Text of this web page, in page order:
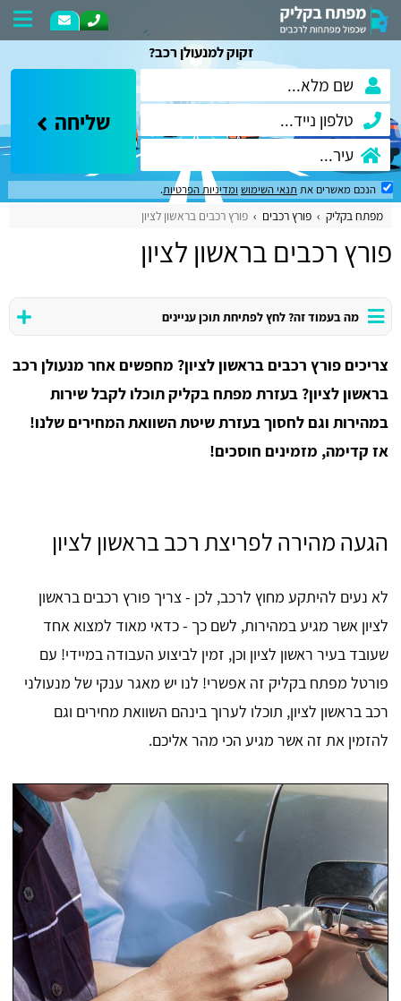
זקוק למנעולן רכב?
שליחה
הנכם מאשרים את תנאי השימוש ומדיניות הפרטיות.
מפתח בקליק פורץ רכבים פורץ רכבים בראשון לציון
פורץ רכבים בראשון לציון
מה בעמוד זה? לחץ לפתיחת תוכן עניינים
צריכים פורץ רכבים בראשון לציון? מחפשים אחר מנעולן רכב
בראשון לציון? בעזרת מפתח בקליק תוכלו לקבל שירות
במהירות וגם לחסוך בעזרת שיטת השוואת המחירים שלנו!
אז קדימה, מזמינים חוסכים!
הגעה מהירה לפריצת רכב בראשון לציון
לא נעים להיתקע מחוץ לרכב, לכן - צריך פורץ רכבים בראשון
לציון אשר מגיע במהירות, לשם כך - כדאי מאוד למצוא אחד
שעובד בעיר ראשון לציון וכן, זמין לביצוע העבודה במיידי! עם
פורטל מפתח בקליק זה אפשרי! לנו יש מאגר ענקי של מנעולני
רכב בראשון לציון, תוכלו לערוך בינהם השוואת מחירים וגם
להזמין את זה אשר מגיע הכי מהר אליכם.